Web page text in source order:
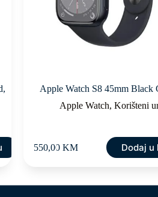
Apple Watch S8 45mm Black
Apple Watch,Korišteni
550,00KM Dodaj u